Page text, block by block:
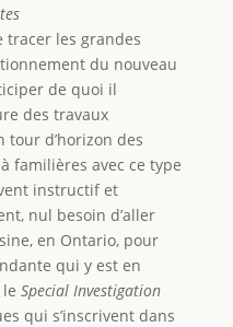
tracer les grandes
du nouveau
de quoi il
des travaux
tour d’horizon des
familières avec ce type
instructif et
nul besoin d’aller
en Ontario, pour
qui y est en
Special Investigation
qui s’inscrivent dans